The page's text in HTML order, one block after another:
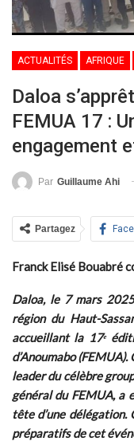
ACTUALITÉS AFRIQUE
Daloa
FEMUA 17 :
engagement
Par Guillaume Ahi
Partagez
Franck Elisé Bouabré
Daloa, le 7 mars
région du Haut-
accueillant la 17ᵉ
d’Anoumabo
leader du célèbre
général du FEMUA, a
tête d’une délégation.
préparatifs de cet